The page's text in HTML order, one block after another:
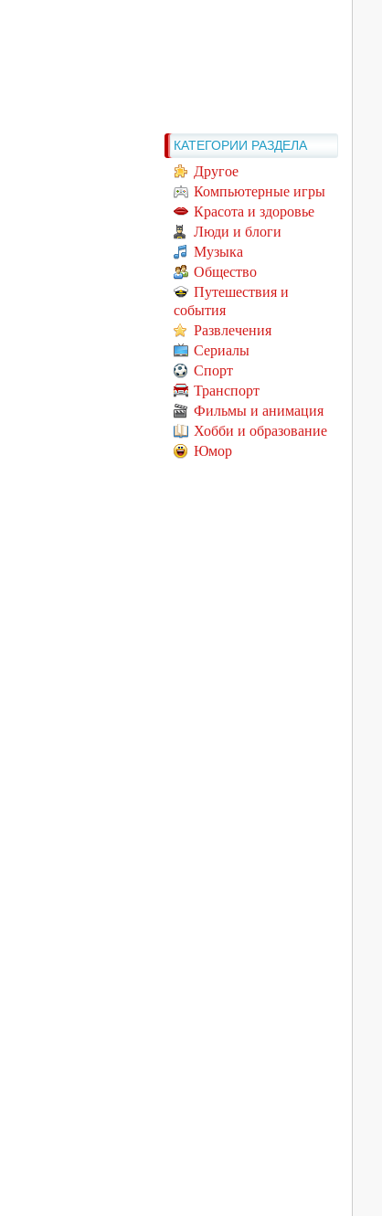
КАТЕГОРИИ РАЗДЕЛА
Другое
Компьютерные игры
Красота и здоровье
Люди и блоги
Музыка
Общество
Путешествия и
события
Развлечения
Сериалы
Спорт
Транспорт
Фильмы и анимация
Хобби и образование
Юмор